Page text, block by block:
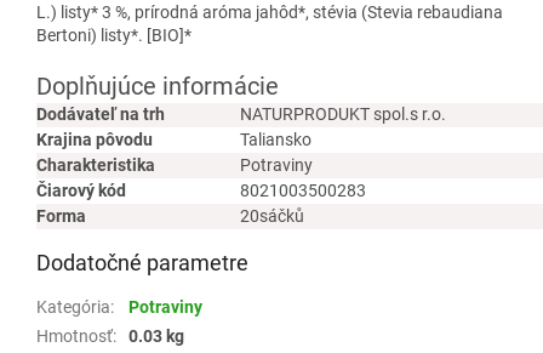
L.) listy* 3 %, prírodná aróma jahôd*, stévia (Stevia rebaudiana
Bertoni) listy*. [BIO]*
Doplňujúce informácie
Dodávateľ na trh
NATURPRODUKT spol.s r.o.
Krajina pôvodu
Taliansko
Charakteristika
Potraviny
Čiarový kód
8021003500283
Forma
20sáčků
Dodatočné parametre
Kategória:
Potraviny
Hmotnosť:
0.03 kg